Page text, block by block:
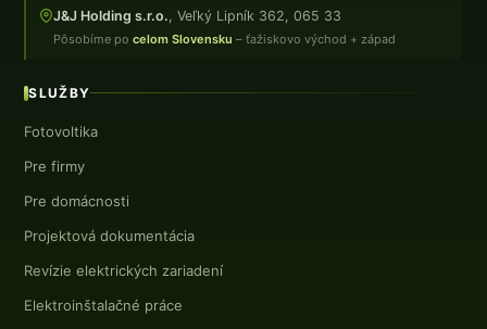
J&J Holding s.r.o. , Veľký Lipník 362, 065 33
Pôsobíme pocelom Slovensku – ťažiskovo východ + západ
SLUŽBY
Fotovoltika
Pre firmy
Pre domácnosti
Projektová dokumentácia
Revízie elektrických zariadení
Elektroinštalačné práce